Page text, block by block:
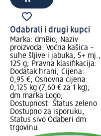
Odabrali i drugi kupci
Marka: dmBio; Naziv
proizvoda: Voćna kašica –
suhe šljive i jabuka, 5+ mj.,
125 g; Pravna klasifikacija:
Dodatak hrani; Cijena:
0,95 €; Osnovna cijena:
0,125 kg (7,60 € za 1 kg);
dm marka Logo;
Dostupnost: Status zeleno
Dostupno za isporuku,
Status sivo Odaberi dm
trgovinu